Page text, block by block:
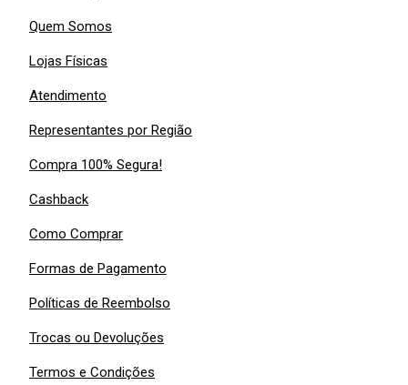
Quem Somos
Lojas Físicas
Atendimento
Representantes por Região
Compra 100% Segura!
Cashback
Como Comprar
Formas de Pagamento
Políticas de Reembolso
Trocas ou Devoluções
Termos e Condições